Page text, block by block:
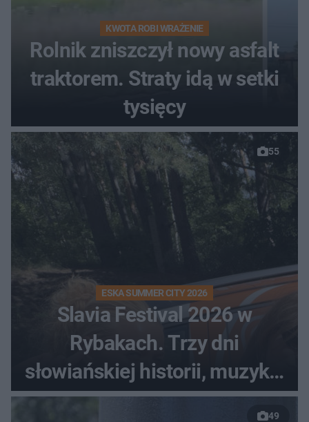
KWOTA ROBI WRAŻENIE
Rolnik zniszczył nowy asfalt
traktorem. Straty idą w setki
tysięcy
55
ESKA SUMMER CITY 2026
Slavia Festival 2026 w
Rybakach. Trzy dni
słowiańskiej historii, muzyki i
relaksu nad Jeziorem
49